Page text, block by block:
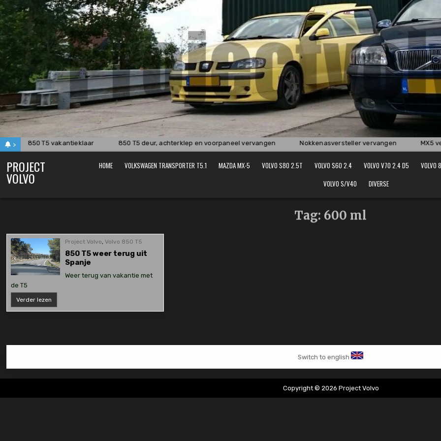
Skip
to
content
> 850 T5 vakantieklaar 850 T5 deur, achterklep en voorpaneel vervangen Nokkenasversteller vervangen MX5
PROJECT
VOLVO
HOME VOLKSWAGEN TRANSPORTER T5.1 MAZDA MX-5 VOLVO S80 2.5T VOLVO S60 2.4 VOLVO V70 2.4 D5
VOLVO S/V40
DIVERSE
Tag: 600 ml
Project Volvo,Volvo 850 T5
850 T5 weer terug uit
Spanje
Weer terug van vakantie met
de T5
Verder lezen
T5
weer
Switch to english
Copyright © 2026 Project Volvo